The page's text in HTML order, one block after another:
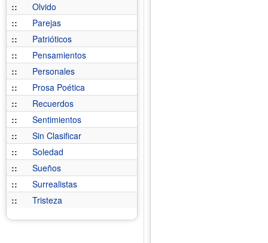
::
Olvido
::
Parejas
::
Patrióticos
::
Pensamientos
::
Personales
::
Prosa Poética
::
Recuerdos
::
Sentimientos
::
Sin Clasificar
::
Soledad
::
Sueños
::
Surrealistas
::
Tristeza